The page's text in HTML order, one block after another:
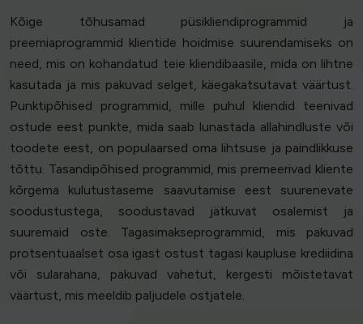
Kõige tõhusamad püsikliendiprogrammid ja
preemiaprogrammid klientide hoidmise suurendamiseks on
need, mis on kohandatud teie kliendibaasile, mida on lihtne
kasutada ja mis pakuvad selget, käegakatsutavat väärtust.
Punktipõhised programmid, mille puhul kliendid teenivad
ostude eest punkte, mida saab lunastada allahindluste või
toodete eest, on populaarsed oma lihtsuse ja paindlikkuse
tõttu. Tasandipõhised programmid, mis premeerivad kliente
kõrgema kulutustaseme saavutamise eest suurenevate
soodustustega, soodustavad jätkuvat osalemist ja
suuremaid oste. Tagasimakseprogrammid, mis pakuvad
protsentuaalset osa igast ostust tagasi kaupluse krediidina
või sularahana, pakuvad vahetut, kergesti mõistetavat
väärtust, mis meeldib paljudele ostjatele.